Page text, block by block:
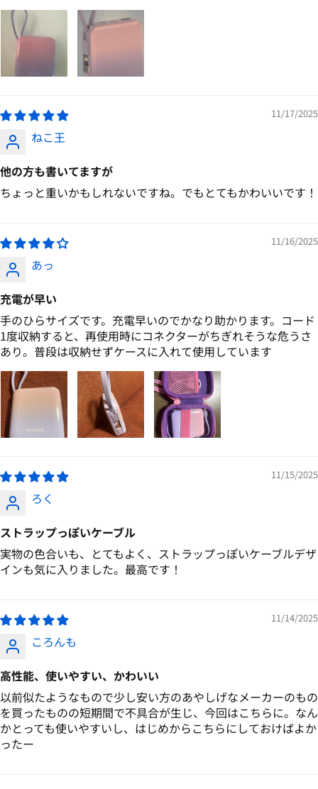
11/17/2025
ねこ王
他の方も書いてますが
ちょっと重いかもしれないですね。でもとてもかわいいです！
11/16/2025
あっ
充電が早い
手のひらサイズです。充電早いのでかなり助かります。コード
1度収納すると、再使用時にコネクターがちぎれそうな危うさ
あり。普段は収納せずケースに入れて使用しています
11/15/2025
ろく
ストラップっぽいケーブル
実物の色合いも、とてもよく、ストラップっぽいケーブルデザ
インも気に入りました。最高です！
11/14/2025
ころんも
高性能、使いやすい、かわいい
以前似たようなもので少し安い方のあやしげなメーカーのもの
を買ったものの短期間で不具合が生じ、今回はこちらに。なん
かとっても使いやすいし、はじめからこちらにしておけばよか
ったー